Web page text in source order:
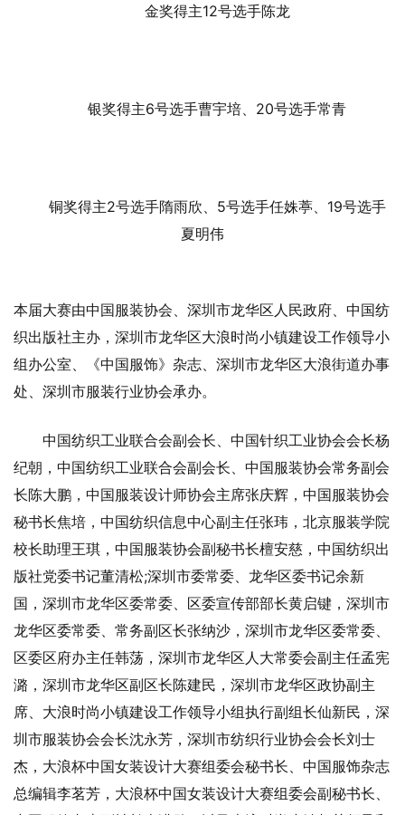
金奖得主12号选手陈龙
银奖得主6号选手曹宇培、20号选手常青
铜奖得主2号选手隋雨欣、5号选手任姝葶、19号选手
夏明伟
本届大赛由中国服装协会、深圳市龙华区人民政府、中国纺
织出版社主办，深圳市龙华区大浪时尚小镇建设工作领导小
组办公室、《中国服饰》杂志、深圳市龙华区大浪街道办事
处、深圳市服装行业协会承办。
中国纺织工业联合会副会长、中国针织工业协会会长杨
纪朝，中国纺织工业联合会副会长、中国服装协会常务副会
长陈大鹏，中国服装设计师协会主席张庆辉，中国服装协会
秘书长焦培，中国纺织信息中心副主任张玮，北京服装学院
校长助理王琪，中国服装协会副秘书长檀安慈，中国纺织出
版社党委书记董清松;深圳市委常委、龙华区委书记余新
国，深圳市龙华区委常委、区委宣传部部长黄启键，深圳市
龙华区委常委、常务副区长张纳沙，深圳市龙华区委常委、
区委区府办主任韩荡，深圳市龙华区人大常委会副主任孟宪
潞，深圳市龙华区副区长陈建民，深圳市龙华区政协副主
席、大浪时尚小镇建设工作领导小组执行副组长仙新民，深
圳市服装协会会长沈永芳，深圳市纺织行业协会会长刘士
杰，大浪杯中国女装设计大赛组委会秘书长、中国服饰杂志
总编辑李茗芳，大浪杯中国女装设计大赛组委会副秘书长、